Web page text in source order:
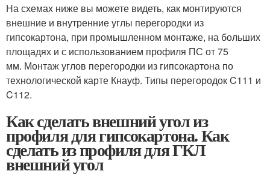
На схемах ниже вы можете видеть, как монтируются
внешние и внутренние углы перегородки из
гипсокартона, при промышленном монтаже, на больших
площадях и с использованием профиля ПС от 75
мм. Монтаж углов перегородки из гипсокартона по
технологической карте Кнауф. Типы перегородок C111 и
C112.
Как сделать внешний угол из
профиля для гипсокартона. Как
сделать из профиля для ГКЛ
внешний угол